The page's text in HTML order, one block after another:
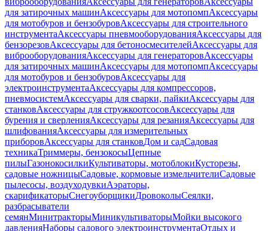
для затирочных машинАксессуары для мотопомпАксессуары
для мотобуров и бензобуровАксессуары для строительного
инструментаАксессуары пневмооборудованияАксессуары для
бензорезовАксессуары для бетоносмесителейАксессуары для
виброоборудованияАксессуары для генераторовАксессуары
для затирочных машинАксессуары для мотопомпАксессуары
для мотобуров и бензобуровАксессуары для
электроинструментаАксессуары для компрессоров,
пневмосистемАксессуары для сварки, пайкиАксессуары для
станковАксессуары для стружкоотсосовАксессуары для
бурения и сверленияАксессуары для резанияАксессуары для
шлифованияАксессуары для измерительных
приборовАксессуары для станковДом и садСадовая
техникаТриммеры, бензокосыЦепные
пилыГазонокосилкиКультиваторы, мотоблокиКусторезы,
садовые ножницыСадовые, кормовые измельчителиСадовые
пылесосы, воздуходувкиАэраторы,
скарификаторыСнегоуборщикиДровоколыСеялки,
разбрасыватели
семянМинитракторыМиникультиваторыМойки высокого
давленияНаборы садового электроинструментаОтдых и